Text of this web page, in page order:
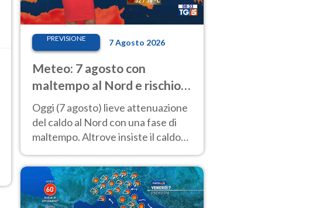
PREVISIONE 7 Agosto 2026
Meteo: 7 agosto con
maltempo al Nord e rischio
nubifragi. Altrove caldo
estremo
Oggi (7 agosto) lieve attenuazione
del caldo al Nord con una fase di
maltempo. Altrove insiste il caldo
previsioni